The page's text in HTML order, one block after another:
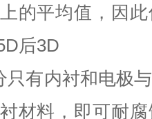
的平均值，因
后3D
内衬和电极与
材料，即可耐